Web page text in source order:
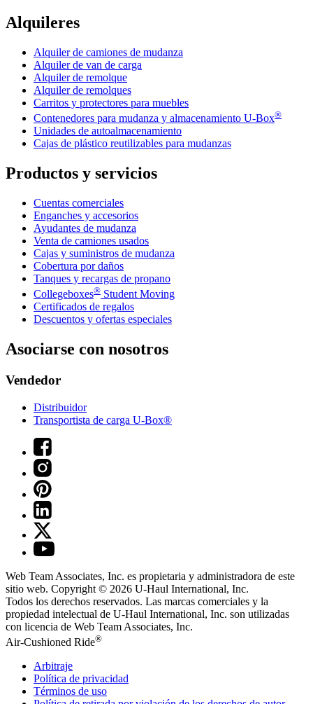
Alquileres
Alquiler de camiones de mudanza
Alquiler de van de carga
Alquiler de remolque
Alquiler de remolques
Carritos y protectores para muebles
Contenedores para mudanza y almacenamiento U-Box®
Unidades de autoalmacenamiento
Cajas de plástico reutilizables para mudanzas
Productos y servicios
Cuentas comerciales
Enganches y accesorios
Ayudantes de mudanza
Venta de camiones usados
Cajas y suministros de mudanza
Cobertura por daños
Tanques y recargas de propano
Collegeboxes® Student Moving
Certificados de regalos
Descuentos y ofertas especiales
Asociarse con nosotros
Vendedor
Distribuidor
Transportista de carga U-Box®
Web Team Associates, Inc. es propietaria y administradora de este
sitio web. Copyright © 2026 U-Haul International, Inc.
Todos los derechos reservados. Las marcas comerciales y la
propiedad intelectual de U-Haul International, Inc. son utilizadas
con licencia de Web Team Associates, Inc.
Air-Cushioned Ride®
Arbitraje
Política de privacidad
Términos de uso